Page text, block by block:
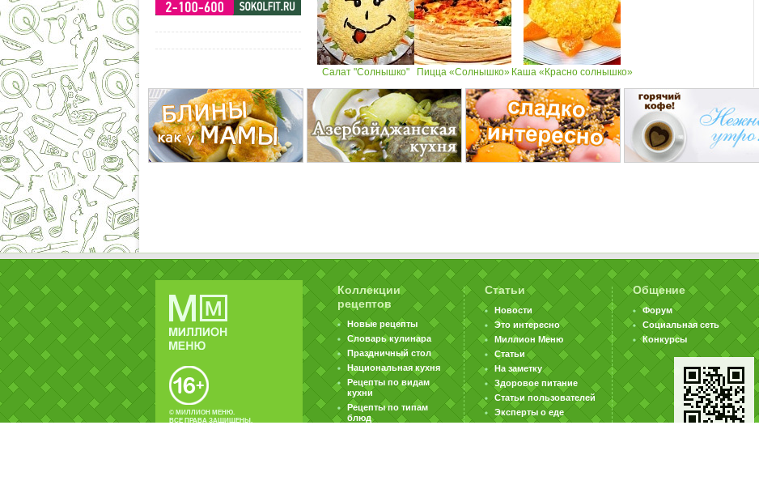
Салат "Солнышко" Пицца «Солнышко» Каша «Красно солнышко»
© МИЛЛИОН МЕНЮ.
ВСЕ ПРАВА ЗАЩИЩЕНЫ.
Коллекции
рецептов
Новые рецепты
Словарь кулинара
Праздничный стол
Национальная кухня
Рецепты по видам
кухни
Рецепты по типам
блюд
Статьи
Новости
Это интересно
Миллион Меню
Статьи
На заметку
Здоровое питание
Статьи пользователей
Эксперты о еде
Общение
Форум
Социальная сеть
Конкурсы